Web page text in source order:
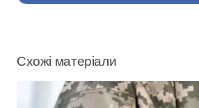
Схожі матеріали